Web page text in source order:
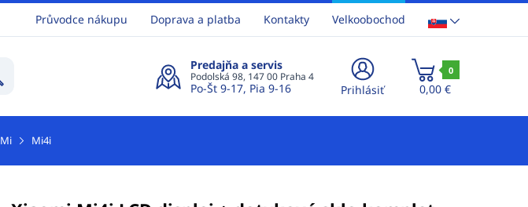
Průvodce nákupu Doprava a platba Kontakty Velkoobochod
Predajňa a servis
Podolská 98, 147 00 Praha 4
Po-Št 9-17, Pia 9-16 Prihlásiť
0
0,00 €
Mi Mi4i